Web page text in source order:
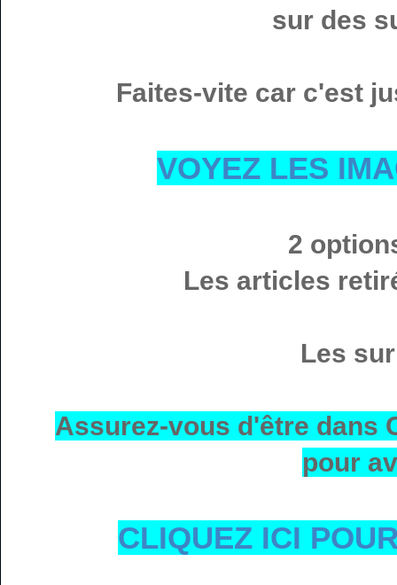
sur des
Faites-vite car c'est
VOYEZ LES
2
Les articles
Les
Assurez-vous d'être dans
pour
CLIQUEZ ICI